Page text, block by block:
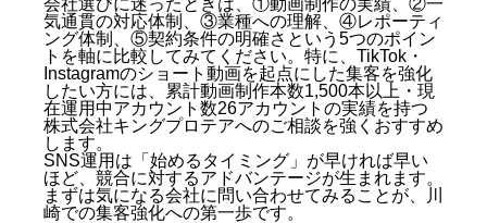
会社選びに迷ったときは、①動画制作の実績、②一
気通貫の対応体制、③業種への理解、④レポーティ
ング体制、⑤契約条件の明確さという5つのポイン
トを軸に比較してみてください。特に、TikTok・
Instagramのショート動画を起点にした集客を強化
したい方には、累計動画制作本数1,500本以上・現
在運用中アカウント数26アカウントの実績を持つ
株式会社キングプロテアへのご相談を強くおすすめ
します。
SNS運用は「始めるタイミング」が早ければ早い
ほど、競合に対するアドバンテージが生まれます。
まずは気になる会社に問い合わせてみることが、川
崎での集客強化への第一歩です。